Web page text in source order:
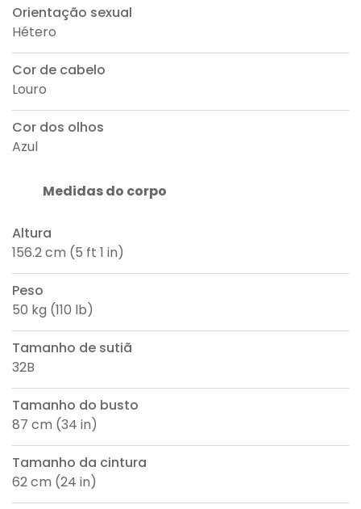
Orientação sexual
Hétero
Cor de cabelo
Louro
Cor dos olhos
Azul
Medidas do corpo
Altura
156.2 cm (5 ft 1 in)
Peso
50 kg (110 lb)
Tamanho de sutiã
32B
Tamanho do busto
87 cm (34 in)
Tamanho da cintura
62 cm (24 in)